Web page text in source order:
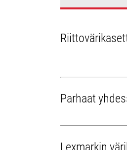
Parhaat
Lexmarkin